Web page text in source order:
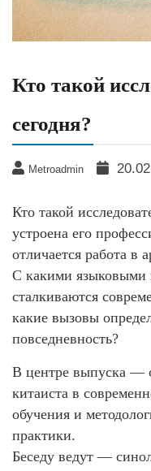
Кто такой
сегодня?
Metroadmin
Кто такой
устроена его
отличается работа в
С какими языковыми
сталкиваются
какие вызовы
повседневность?
В центре выпуска —
китаиста в
обучения и
практики.
Беседу ведут —